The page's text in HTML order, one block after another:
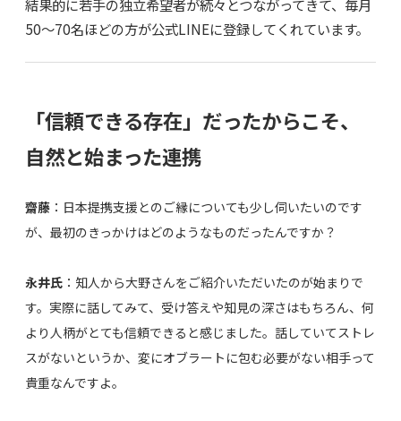
結果的に若手の独立希望者が続々とつながってきて、毎月
50〜70名ほどの方が公式LINEに登録してくれています。
「信頼できる存在」だったからこそ、
自然と始まった連携
齋藤 ：日本提携支援とのご縁についても少し伺いたいのです
が、最初のきっかけはどのようなものだったんですか？
永井氏 ：知人から大野さんをご紹介いただいたのが始まりで
す。実際に話してみて、受け答えや知見の深さはもちろん、何
より人柄がとても信頼できると感じました。話していてストレ
スがないというか、変にオブラートに包む必要がない相手って
貴重なんですよ。